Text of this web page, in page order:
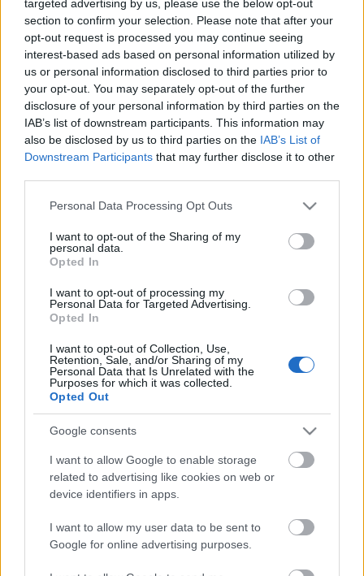
targeted advertising by us, please use the below opt-out
section to confirm your selection. Please note that after your
opt-out request is processed you may continue seeing
interest-based ads based on personal information utilized by
us or personal information disclosed to third parties prior to
your opt-out. You may separately opt-out of the further
disclosure of your personal information by third parties on the
IAB’s list of downstream participants. This information may
also be disclosed by us to third parties on the IAB’s List of
Downstream Participants that may further disclose it to other
Please note that this website/app uses one or more Google
not limited to your visit or usage behaviour. You may click to
grant or deny consent to Google and its third-party tags to
use your data for below specified purposes in below Google
consent section.
Personal Data Processing Opt Outs
I want to opt-out of the Sharing of my
personal data.
Opted In
I want to opt-out of processing my
Personal Data for Targeted Advertising.
Opted In
I want to opt-out of Collection, Use,
Retention, Sale, and/or Sharing of my
Personal Data that Is Unrelated with the
Purposes for which it was collected.
Opted Out
Google consents
I want to allow Google to enable storage
related to advertising like cookies on web or
device identifiers in apps.
I want to allow my user data to be sent to
Google for online advertising purposes.
Metadati NFT
QmPyH...vcxkHKGQy
Standard
NFT
ERC 721
Blockchain
Polygon
Stato
Scambiabile
Anni
0
stoccaggio
CARATTERISTICHE
Denominazione
Qualità Metodo Classico
Extra Brut
Tipologia
Vino
Uvaggio
Regione
Piemonte
0.75 L
Confezione
-